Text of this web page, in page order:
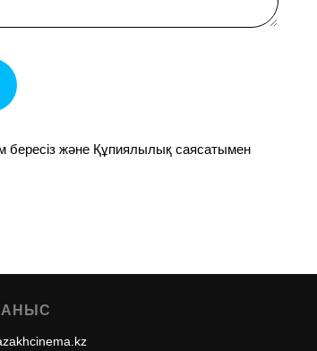
бересіз және Құпиялылық саясатымен